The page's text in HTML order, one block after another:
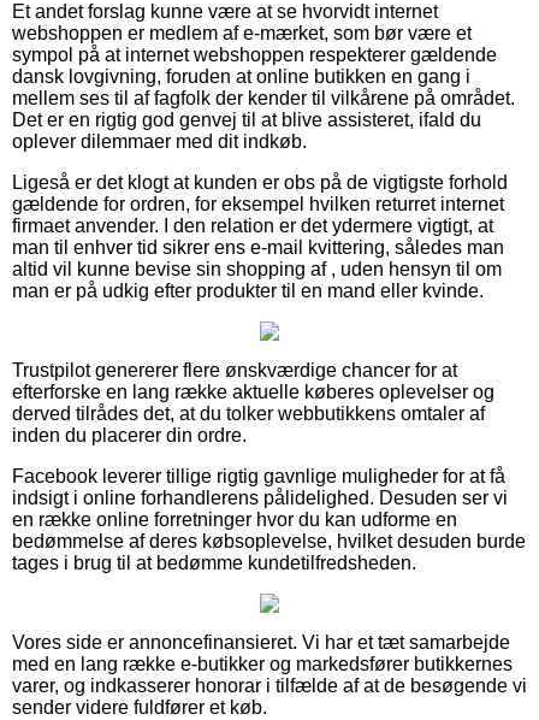
Et andet forslag kunne være at se hvorvidt internet
webshoppen er medlem af e-mærket, som bør være et
sympol på at internet webshoppen respekterer gældende
dansk lovgivning, foruden at online butikken en gang i
mellem ses til af fagfolk der kender til vilkårene på området.
Det er en rigtig god genvej til at blive assisteret, ifald du
oplever dilemmaer med dit indkøb.
Ligeså er det klogt at kunden er obs på de vigtigste forhold
gældende for ordren, for eksempel hvilken returret internet
firmaet anvender. I den relation er det ydermere vigtigt, at
man til enhver tid sikrer ens e-mail kvittering, således man
altid vil kunne bevise sin shopping af , uden hensyn til om
man er på udkig efter produkter til en mand eller kvinde.
Trustpilot genererer flere ønskværdige chancer for at
efterforske en lang række aktuelle køberes oplevelser og
derved tilrådes det, at du tolker webbutikkens omtaler af
inden du placerer din ordre.
Facebook leverer tillige rigtig gavnlige muligheder for at få
indsigt i online forhandlerens pålidelighed. Desuden ser vi
en række online forretninger hvor du kan udforme en
bedømmelse af deres købsoplevelse, hvilket desuden burde
tages i brug til at bedømme kundetilfredsheden.
Vores side er annoncefinansieret. Vi har et tæt samarbejde
med en lang række e-butikker og markedsfører butikkernes
varer, og indkasserer honorar i tilfælde af at de besøgende vi
sender videre fuldfører et køb.